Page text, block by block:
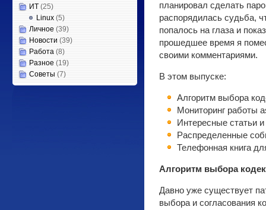
ИТ (25)
Linux (5)
Личное (39)
Новости (39)
Работа (8)
Разное (19)
Советы (7)
планировал сделать
распорядилась судьба,
попалось на глаза и
прошедшее время я
своими комментариями.
В этом выпуске:
Алгоритм выбора
Мониторинг работы
Интересные статьи
Распределенные
Телефонная книга
Алгоритм выбора
Давно уже существует
выбора и согласования